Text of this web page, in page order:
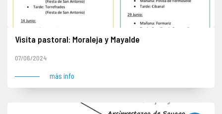
Visita pastoral: Moraleja y Mayalde
07/06/2024
más info